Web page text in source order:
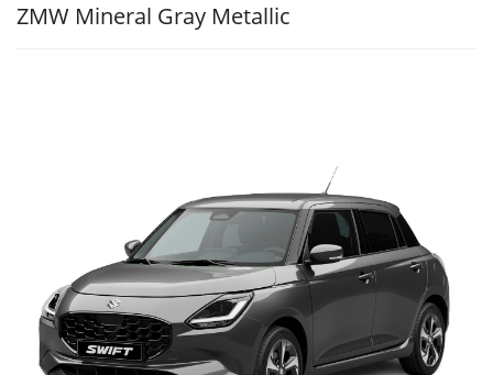
ZMW Mineral Gray Metallic